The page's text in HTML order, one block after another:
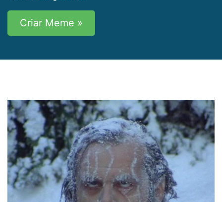
Criar Meme »